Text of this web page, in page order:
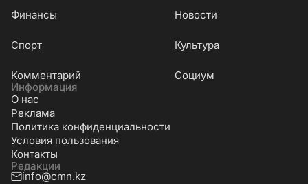
Финансы Новости
Cпорт Культура
Комментарий
Социум
Информация
О нас
Реклама
Политика конфиденциальности
Условия пользования
Контакты
Редакции
info@cmn.kz